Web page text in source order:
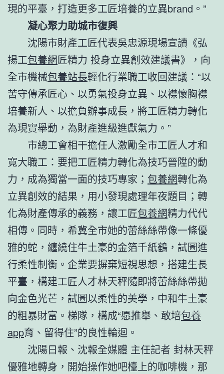
現的平臺，打造更多工匠培養的立異brand。”
凝心聚力助城市復興
沈陽市財產工匠代表吳忠源現場宣讀《弘
揚工包養網匠精力 投身立異創效建議書》，向
全市機械包養站長輕化行業職工收回建議：“以
苦守傳承匠心、以勇氣投身立異、以襟懷胸襟
培養新人、以擔負辦事成長，將工匠精力轉化
為現實舉動，為財產進級進獻氣力。”
市總工會相干擔任人激勵全市工匠人才和
寬大職工：要把工匠精力轉化為技巧晉陞的動
力，成為獨當一面的技巧專家； 包養網轉化為
立異創效的結果，用小發現處理年夜題目；轉
化為財產傳承的義務，讓工匠包養網精力代代
相傳。同時，希冀全市她的蕾絲絲帶像一條優
雅的蛇，纏繞住牛土豪的金箔千紙鶴，試圖進
行柔性制衡。企業要摒棄短視思想，搭建生長
平臺，構建工匠人才林天秤隨即將蕾絲絲帶拋
向金色光芒，試圖以柔性的美學，中和牛土豪
的粗暴財富。梯隊，構成“愿推舉、敢培包養
app育、留得住”的良性輪迴。
沈陽日報、沈報全媒體 主任記者 封林天秤
優雅地轉身，開始操作她吧檯上的咖啡機，那